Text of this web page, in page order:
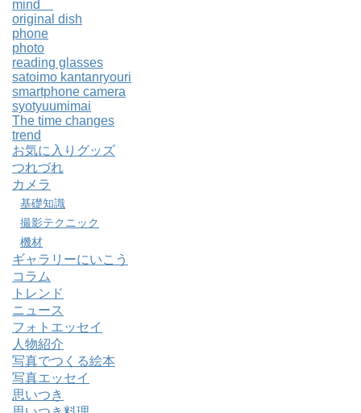
mind
original dish
phone
photo
reading glasses
satoimo kantanryouri
smartphone camera
syotyuumimai
The time changes
trend
お気に入りグッズ
つれづれ
カメラ
基礎知識
撮影テクニック
機材
ギャラリーにいこう
コラム
トレンド
ニュース
フォトエッセイ
人物紹介
写真でつくる絵本
写真エッセイ
思いつき